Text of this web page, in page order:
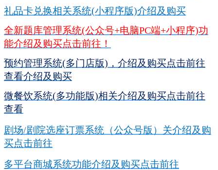
礼品卡兑换相关系统(小程序版)介绍及购买
全新题库管理系统(公众号+电脑PC端+小程序)功
能介绍及购买点击前往！
预约管理系统(多门店版)，介绍及购买点击前往
查看介绍及购买
微餐饮系统(多功能版)相关介绍及购买点击前往
查看
剧场/剧院选座订票系统（公众号版）关介绍及购
买点击前往
多平台商城系统功能介绍及购买点击前往